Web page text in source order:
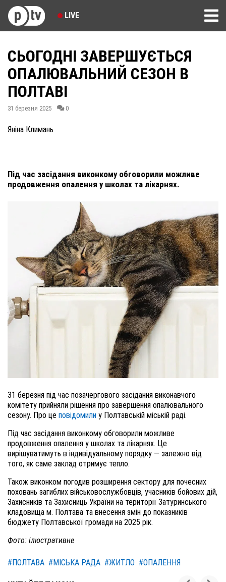
LIVE
СЬОГОДНІ ЗАВЕРШУЄТЬСЯ
ОПАЛЮВАЛЬНИЙ СЕЗОН В
ПОЛТАВІ
31 березня 2025 0
Яніна Климань
Під час засідання виконкому обговорили можливе
продовження опалення у школах та лікарнях.
31 березня під час позачергового засідання виконавчого
комітету прийняли рішення про завершення опалювального
сезону. Про це повідомили у Полтавській міській раді.
Під час засідання виконкому обговорили можливе
продовження опалення у школах та лікарнях. Це
вирішуватимуть в індивідуальному порядку — залежно від
того, як саме заклад отримує тепло.
Також виконком погодив розширення сектору для почесних
поховань загиблих військовослужбовців, учасників бойових дій,
Захисників та Захисниць України на території Затуринського
кладовища м. Полтава та внесення змін до показників
бюджету Полтавської громади на 2025 рік.
Фото: ілюстративне
#ПОЛТАВА #МІСЬКА РАДА #ЖИТЛО #ОПАЛЕННЯ